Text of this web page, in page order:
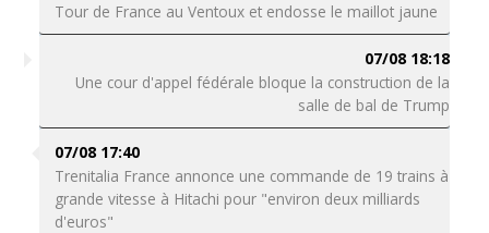
Tour de France au Ventoux et endosse le maillot jaune
07/08 18:18
Une cour d'appel fédérale bloque la construction de la
salle de bal de Trump
07/08 17:40
Trenitalia France annonce une commande de 19 trains à
grande vitesse à Hitachi pour "environ deux milliards
d'euros"